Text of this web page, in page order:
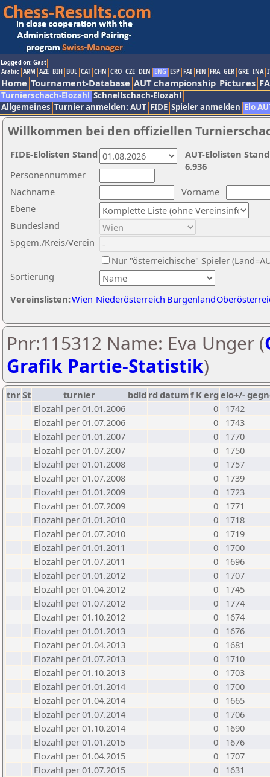
Logged on: Gast
Arabic ARM AZE BIH BUL CAT CHN CRO CZE DEN ENG ESP FAI FIN FRA GER GRE INA
Home Tournament-Database AUT championship Pictures
Turnierschach-Elozahl Schnellschach-Elozahl
Allgemeines Turnier anmelden: AUT FIDE Spieler anmelden Elo
Willkommen bei den offiziellen
Nachname
Vorname
Ebene
Sortierung
Personennummer
Bundesland
Spgem./Kreis/Verein
Nur "österreichische" Spieler
Vereinslisten:Wien Niederösterreich Burgenland
AUT-Elolisten
6.936
FIDE-Elolisten Stand
Pnr:115312 Name: Eva Unger (
Grafik Partie-Statistik)
tnrSt turnier bdld rd datumf Kerg elo+/-
Elozahl per 01.01.2006
0
1742
Elozahl per 01.07.2006
0
1743
Elozahl per 01.01.2007
0
1770
Elozahl per 01.07.2007
0
1750
Elozahl per 01.01.2008
0
1757
Elozahl per 01.07.2008
0
1739
Elozahl per 01.01.2009
0
1723
Elozahl per 01.07.2009
0
1771
Elozahl per 01.01.2010
0
1718
Elozahl per 01.07.2010
0
1719
Elozahl per 01.01.2011
0
1700
Elozahl per 01.07.2011
0
1696
Elozahl per 01.01.2012
0
1707
Elozahl per 01.04.2012
0
1745
Elozahl per 01.07.2012
0
1774
Elozahl per 01.10.2012
0
1674
Elozahl per 01.01.2013
0
1676
Elozahl per 01.04.2013
0
1681
Elozahl per 01.07.2013
0
1710
Elozahl per 01.10.2013
0
1703
Elozahl per 01.01.2014
0
1700
Elozahl per 01.04.2014
0
1665
Elozahl per 01.07.2014
0
1706
Elozahl per 01.10.2014
0
1690
Elozahl per 01.01.2015
0
1676
Elozahl per 01.04.2015
0
1707
Elozahl per 01.07.2015
0
1631